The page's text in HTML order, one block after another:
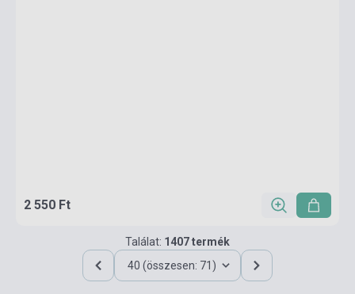
2 550 Ft
Találat: 1407 termék
40 (összesen: 71)